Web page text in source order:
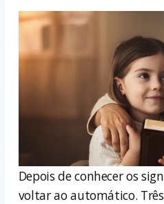
Depois de conhecer os
voltar ao automático.